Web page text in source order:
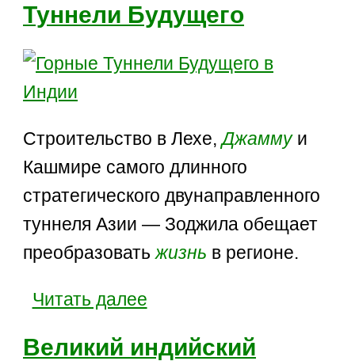
Туннели Будущего
Строительство в Лехе,Джаммуи
Кашмире самого длинного
стратегического двунаправленного
туннеля Азии — Зоджила обещает
преобразоватьжизнь в регионе.
Читать далее
Великий индийский